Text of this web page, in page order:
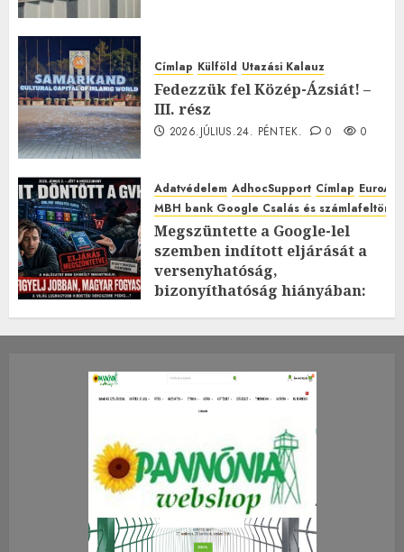
Címlap Külföld Utazási Kalauz
Fedezzük fel Közép-Ázsiát! –
III. rész
2026.JÚLIUS.24. PÉNTEK. 0 0
Adatvédelem AdhocSupport Címlap
MBH bank Google Csalás és
Megszüntette a Google-lel
szemben indított eljárását a
versenyhatóság,
bizonyíthatóság hiányában:
2026.JÚLIUS.23. CSÜTÖRTÖK.
0